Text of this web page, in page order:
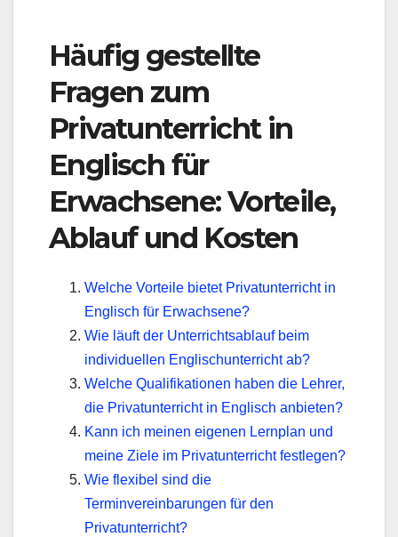
Häufig gestellte
Fragen zum
Privatunterricht in
Englisch für
Erwachsene: Vorteile,
Ablauf und Kosten
Welche Vorteile bietet Privatunterricht in
Englisch für Erwachsene?
Wie läuft der Unterrichtsablauf beim
individuellen Englischunterricht ab?
Welche Qualifikationen haben die Lehrer,
die Privatunterricht in Englisch anbieten?
Kann ich meinen eigenen Lernplan und
meine Ziele im Privatunterricht festlegen?
Wie flexibel sind die
Terminvereinbarungen für den
Privatunterricht?